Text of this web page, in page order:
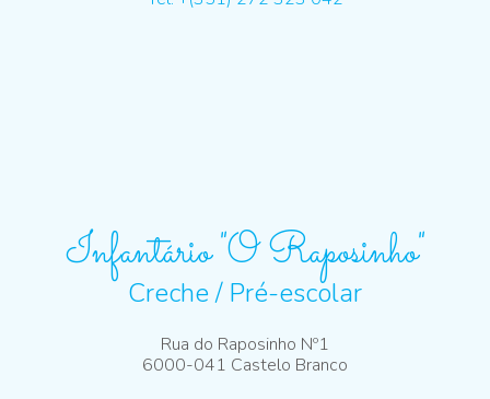
Infantário "O Raposinho"
Creche / Pré-escolar
Rua do Raposinho Nº1
6000-041 Castelo Branco